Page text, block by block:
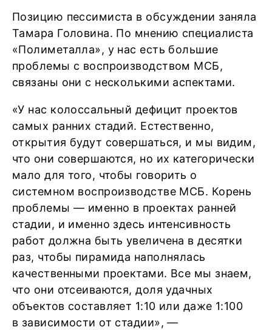
Позицию пессимиста в обсуждении заняла
Тамара Головина. По мнению специалиста
«Полиметалла», у нас есть большие
проблемы с воспроизводством МСБ,
связаны они с несколькими аспектами.
«У нас колоссальный дефицит проектов
самых ранних стадий. Естественно,
открытия будут совершаться, и мы видим,
что они совершаются, но их категорически
мало для того, чтобы говорить о
системном воспроизводстве МСБ. Корень
проблемы — именно в проектах ранней
стадии, и именно здесь интенсивность
работ должна быть увеличена в десятки
раз, чтобы пирамида наполнялась
качественными проектами. Все мы знаем,
что они отсеиваются, доля удачных
объектов составляет 1:10 или даже 1:100
в зависимости от стадии», —